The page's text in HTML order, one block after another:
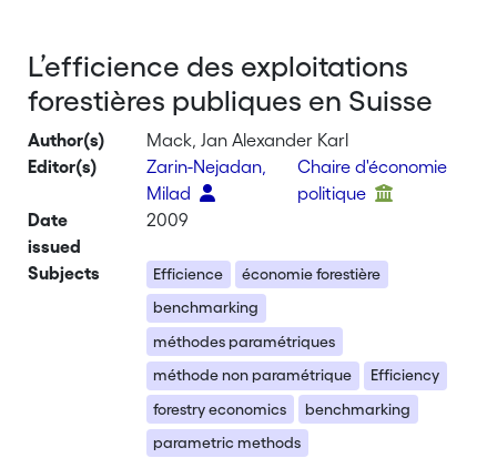
L’efficience des exploitations
forestières publiques en Suisse
Author(s)
Mack, Jan Alexander Karl
Editor(s)
Zarin-Nejadan,
Milad
Chaire d'économie
politique
Date
issued
2009
Subjects Efficience
économie forestière
benchmarking
méthodes paramétriques
méthode non paramétrique
Efficiency
forestry economics
benchmarking
parametric methods